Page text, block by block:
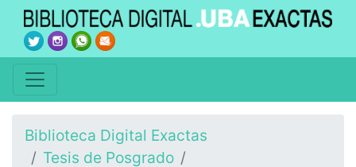
Biblioteca Digital Exactas
Tesis de Posgrado